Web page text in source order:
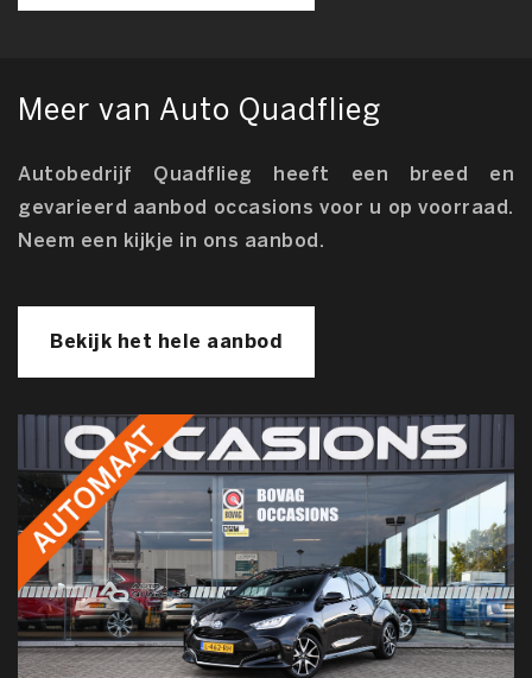
Meer van Auto Quadflieg
Autobedrijf Quadflieg heeft een breed en
gevarieerd aanbod occasions voor u op voorraad.
Neem een kijkje in ons aanbod.
Bekijk het hele aanbod